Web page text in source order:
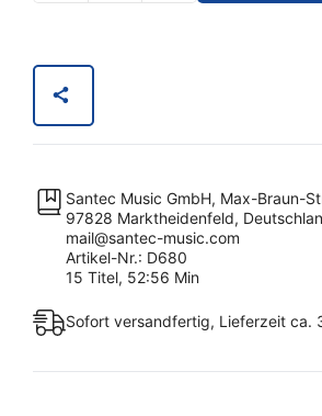
Santec Music GmbH, Max-Braun-
97828 Marktheidenfeld,
mail@santec-music.com
Artikel-Nr.: D680
15 Titel, 52:56 Min
Sofort versandfertig, Lieferzeit ca.